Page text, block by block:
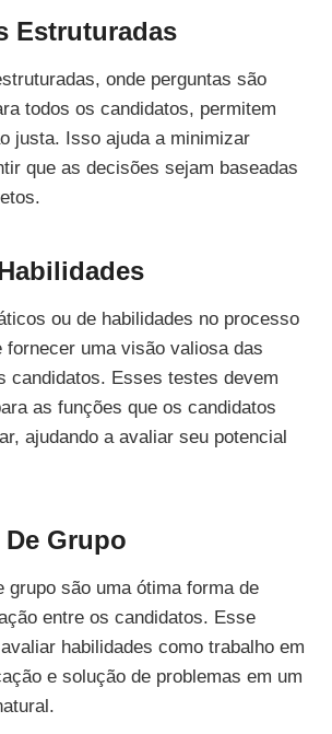
Estruturadas
onde perguntas são
todos os candidatos, permitem
justa. Isso ajuda a minimizar
que as decisões sejam baseadas
ou de habilidades no processo
fornecer uma visão valiosa das
candidatos. Esses testes devem
as funções que os candidatos
ajudando a avaliar seu potencial
Grupo
grupo são uma ótima forma de
entre os candidatos. Esse
habilidades como trabalho em
e solução de problemas em um